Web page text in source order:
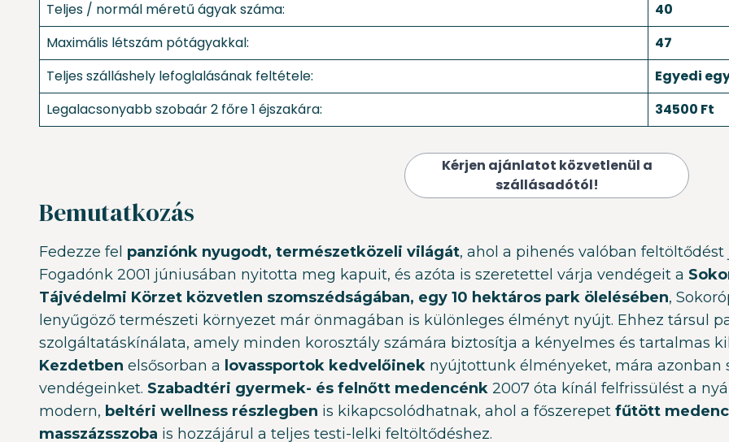
Teljes / normál méretű ágyak száma:
40
Maximális létszám pótágyakkal:
47
Teljes szálláshely lefoglalásának feltétele:
Egyedi
Legalacsonyabb szobaár 2 főre 1 éjszakára:
34500 Ft
Kérjen ajánlatot közvetlenül a
szállásadótól!
Bemutatkozás
Fedezze fel panziónk nyugodt, természetközeli világát, ahol a pihenés valóban feltöltődést
Fogadónk 2001 júniusában nyitotta meg kapuit, és azóta is szeretettel várja vendégeit a
Tájvédelmi Körzet közvetlen szomszédságában, egy 10 hektáros park ölelésében,
lenyűgöző természeti környezet már önmagában is különleges élményt nyújt. Ehhez társul
szolgáltatáskínálata, amely minden korosztály számára biztosítja a kényelmes és tartalmas
Kezdetben elsősorban a lovassportok kedvelőinek nyújtottunk élményeket, mára azonban
vendégeinket. Szabadtéri gyermek- és felnőtt medencénk 2007 óta kínál felfrissülést a
modern, beltéri wellness részlegben is kikapcsolódhatnak, ahol a főszerepet fűtött
masszázsszoba is hozzájárul a teljes testi-lelki feltöltődéshez.